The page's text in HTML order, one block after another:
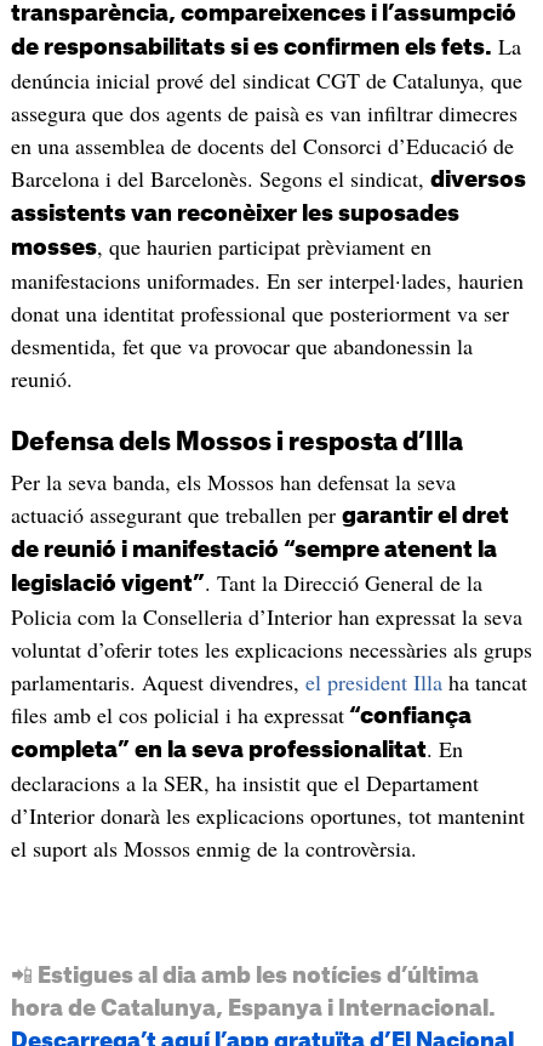
transparència, compareixences i l’assumpció
de responsabilitats si es confirmen els fets. La
denúncia inicial prové del sindicat CGT de Catalunya, que
assegura que dos agents de paisà es van infiltrar dimecres
en una assemblea de docents del Consorci d’Educació de
Barcelona i del Barcelonès. Segons el sindicat, diversos
assistents van reconèixer les suposades
mosses, que haurien participat prèviament en
manifestacions uniformades. En ser interpel·lades, haurien
donat una identitat professional que posteriorment va ser
desmentida, fet que va provocar que abandonessin la
reunió.
Defensa dels Mossos i resposta d’Illa
Per la seva banda, els Mossos han defensat la seva
actuació assegurant que treballen per garantir el dret
de reunió i manifestació “sempre atenent la
legislació vigent”. Tant la Direcció General de la
Policia com la Conselleria d’Interior han expressat la seva
voluntat d’oferir totes les explicacions necessàries als grups
parlamentaris. Aquest divendres, el president Illa ha tancat
files amb el cos policial i ha expressat“confiança
completa” en la seva professionalitat. En
declaracions a la SER, ha insistit que el Departament
d’Interior donarà les explicacions oportunes, tot mantenint
el suport als Mossos enmig de la controvèrsia.
📲 Estigues al dia amb les notícies d’última
hora de Catalunya, Espanya i Internacional.
Descarrega’t aquí l’app gratuïta d’El Nacional